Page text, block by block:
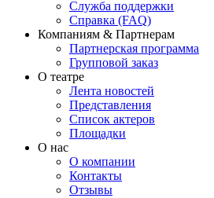
Служба поддержки
Справка (FAQ)
Компаниям & Партнерам
Партнерская программа
Групповой заказ
О театре
Лента новостей
Представления
Список актеров
Площадки
О нас
О компании
Контакты
Отзывы